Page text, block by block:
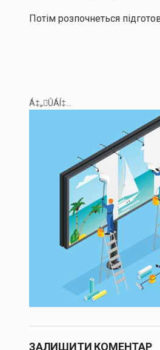
Потім розпочнеться
Á‡„ÛÁÍ‡...
ЗАЛИШИТИ КОМЕНТАР